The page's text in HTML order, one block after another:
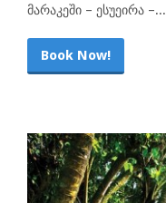
მარაკეში – ესუეირა –...
Book Now!